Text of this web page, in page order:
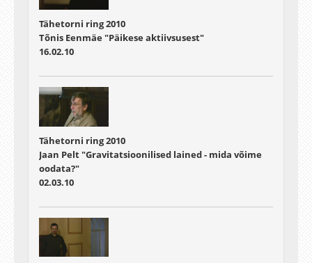
Tähetorni ring 2010
Tõnis Eenmäe "Päikese aktiivsusest"
16.02.10
Tähetorni ring 2010
Jaan Pelt "Gravitatsioonilised lained - mida võime
oodata?"
02.03.10